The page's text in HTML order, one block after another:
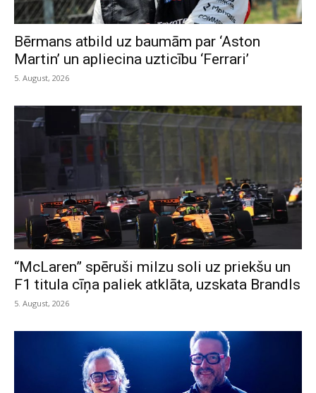
Bērmans atbild uz baumām par ‘Aston
Martin’ un apliecina uzticību ‘Ferrari’
5. August, 2026
“McLaren” spēruši milzu soli uz priekšu un
F1 titula cīņa paliek atklāta, uzskata Brandls
5. August, 2026